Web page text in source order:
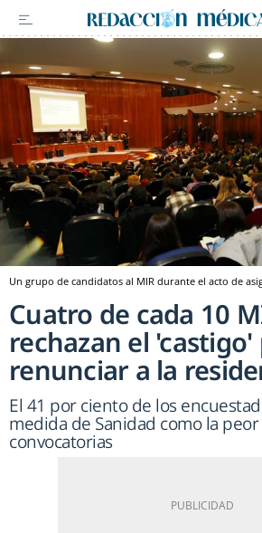
Un grupo de candidatos al MIR durante el acto de
Cuatro de cada 10
rechazan el 'castigo'
renunciar a la
El 41 por ciento de los
medida de Sanidad como la
convocatorias